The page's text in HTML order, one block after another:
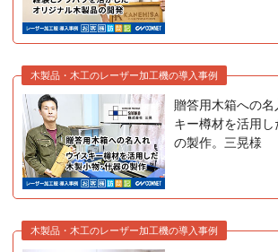
木製品・木工のレーザー加工機の導入事例
贈答用木箱への
キー樽材を活用
の製作。三晃様
木製品・木工のレーザー加工機の導入事例